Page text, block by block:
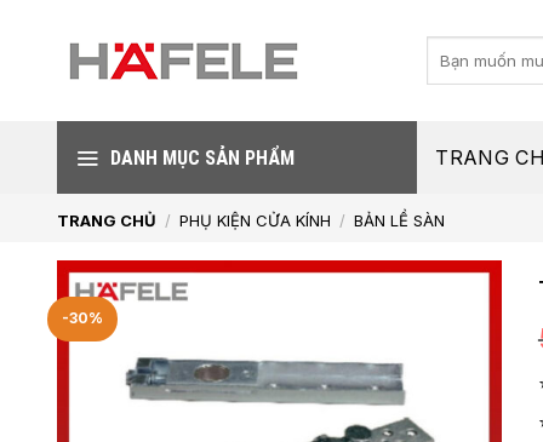
kiếm:
DANH MỤC SẢN PHẨM TRANG
TRANG CHỦ / PHỤ KIỆN CỬA KÍNH / BẢN LỀ SÀN
-30%